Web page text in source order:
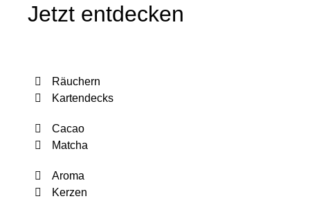
Jetzt entdecken
Räuchern
Kartendecks
Cacao
Matcha
Aroma
Kerzen